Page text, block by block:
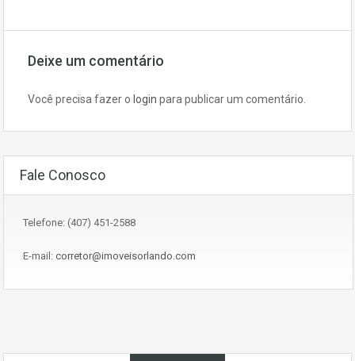
Deixe um comentário
Você precisa fazer o login para publicar um comentário.
Fale Conosco
Telefone: (407) 451-2588
E-mail: corretor@imoveisorlando.com